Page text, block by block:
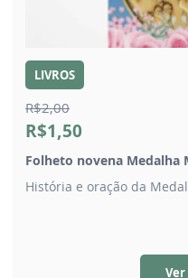
LIVROS
R$2,00
R$1,50
Folheto novena Medalha
História e oração da